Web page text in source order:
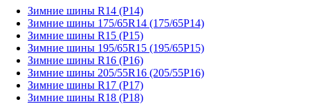
Зимние шины R14 (Р14)
Зимние шины 175/65R14 (175/65Р14)
Зимние шины R15 (Р15)
Зимние шины 195/65R15 (195/65Р15)
Зимние шины R16 (Р16)
Зимние шины 205/55R16 (205/55Р16)
Зимние шины R17 (Р17)
Зимние шины R18 (Р18)